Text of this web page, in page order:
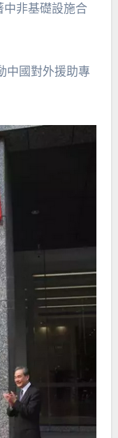
中非基礎設施合
中國對外援助專